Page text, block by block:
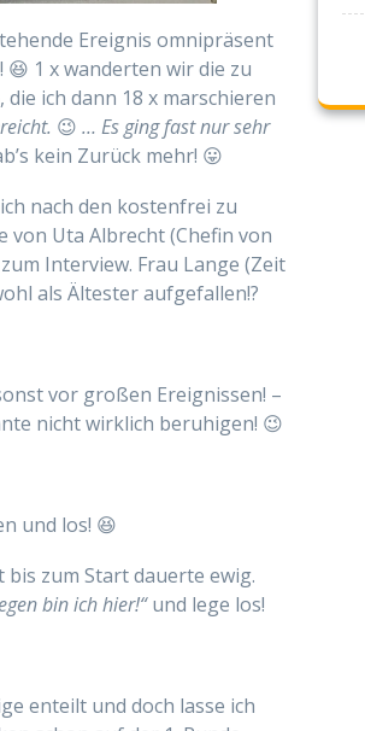
Ereignis omnipräsent
😆 1 xwanderten wir die zu
, die ich dann 18 x marschieren
😉 … Es ging fast nur sehr
kein Zurück mehr! 😛
nach den kostenfrei zu
von Uta Albrecht (Chefin von
Interview. Frau Lange (Zeit
als Ältester aufgefallen!?
vor großen Ereignissen! –
nicht wirklich beruhigen! 😉
und los! 😆
zum Start dauerte ewig.
bin ich hier!“und lege los!
enteilt und doch lasse ich